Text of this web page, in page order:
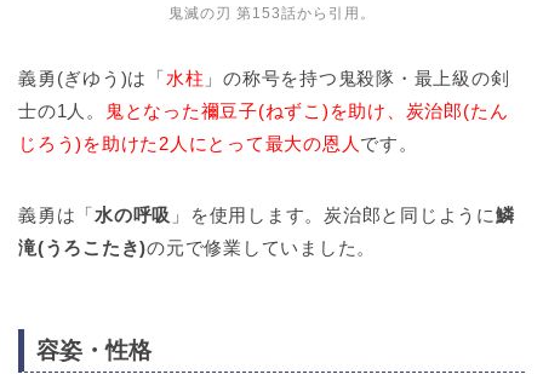
鬼滅の刃 第153話から引用。
義勇(ぎゆう)は「水柱 」の称号を持つ鬼殺隊・最上級の剣
士の1人。
鬼となった禰豆子(ねずこ)を助け、炭治郎(たん
じろう)を助けた2人にとって最大の恩人 です。
義勇は「水の呼吸 」を使用します。炭治郎と同じように鱗
滝(うろこたき)の元で修業していました。
容姿・性格